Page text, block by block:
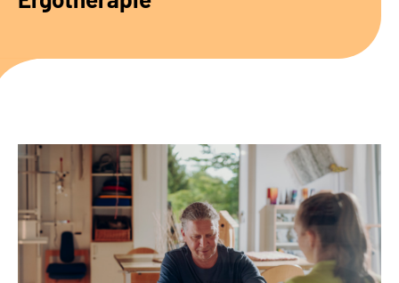
Unsere Angebote
Service
Sozialdienste & Zuweisende
Leichte Sprache